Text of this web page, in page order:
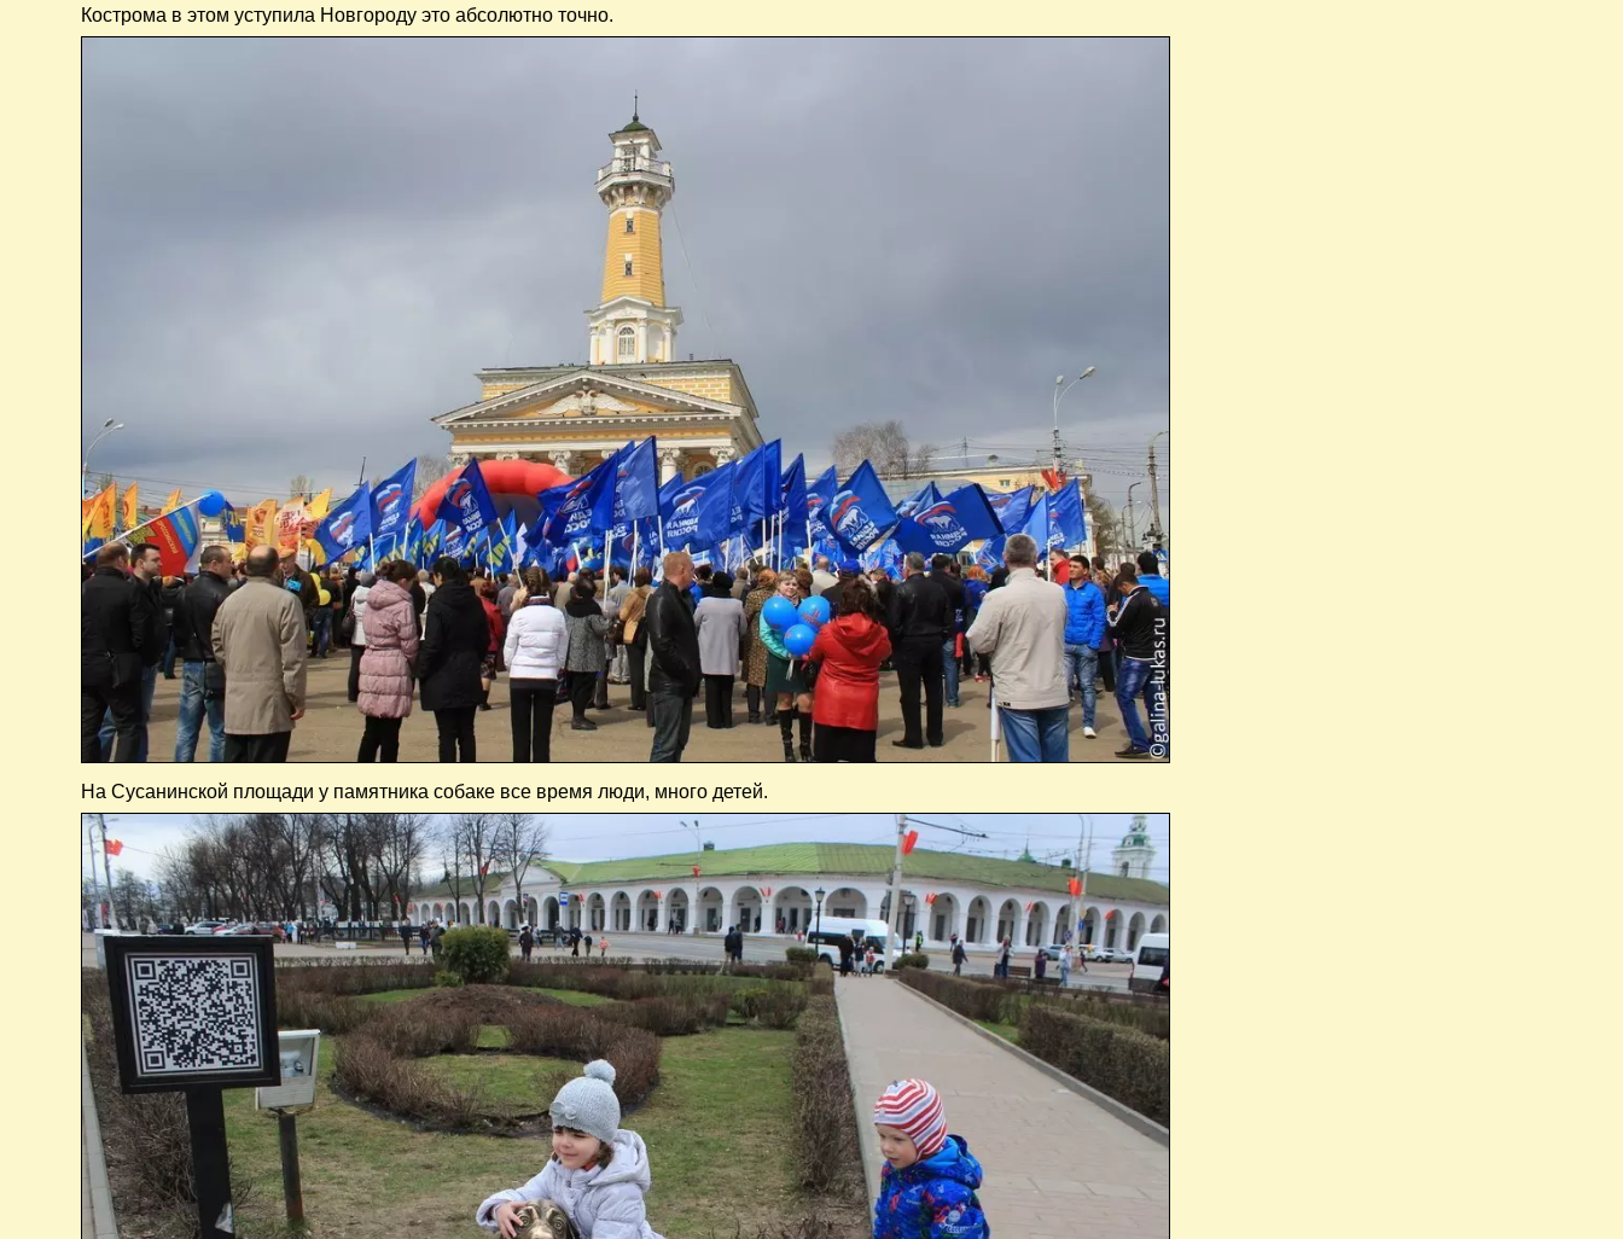
Кострома в этом уступила Новгороду это абсолютно точно.
На Сусанинской площади у памятника собаке все время люди, много детей.